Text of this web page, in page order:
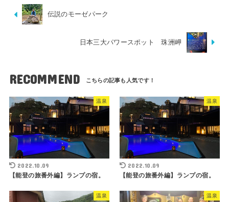
伝説のモーゼパーク
日本三大パワースポット 珠洲岬
RECOMMEND
温泉
2022.10.09
【能登の旅番外編】ランプの宿。
温泉
2022.10.09
【能登の旅番外編】ランプの宿。
温泉 温泉